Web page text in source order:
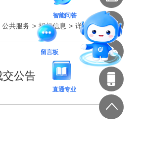
公共服务 > 招标信息 > 详细内容
公告
智能问答
留言板
直通专业